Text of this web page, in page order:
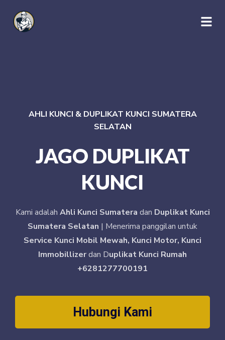
AHLI KUNCI & DUPLIKAT KUNCI SUMATERA
SELATAN
JAGO DUPLIKAT
KUNCI
Kami adalah Ahli Kunci Sumatera dan Duplikat Kunci
Sumatera Selatan | Menerima panggilan untuk
Service Kunci Mobil Mewah, Kunci Motor, Kunci
Immobillizerdan Duplikat Kunci Rumah
+6281277700191
Hubungi Kami